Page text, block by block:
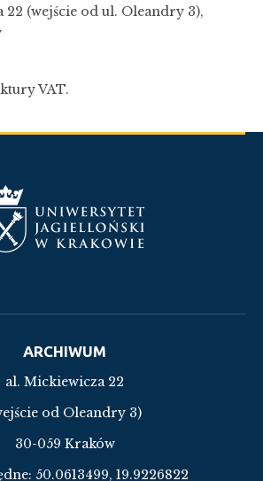
22 (wejście od ul. Oleandry 3),
VAT.
ARCHIWUM
al. Mickiewicza 22
od Oleandry 3)
30-059 Kraków
50.0613499, 19.9226822